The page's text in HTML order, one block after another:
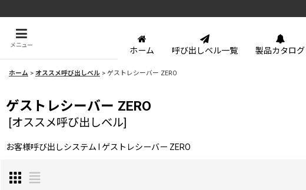
メニュー
ホーム 呼び出しベル一覧 製品カタログ
ホーム > オススメ呼び出しベル > ゲストレシーバー ZERO
ゲストレシーバー ZERO
[オススメ呼び出しベル]
お客様呼び出しシステム l ゲストレシーバー ZERO